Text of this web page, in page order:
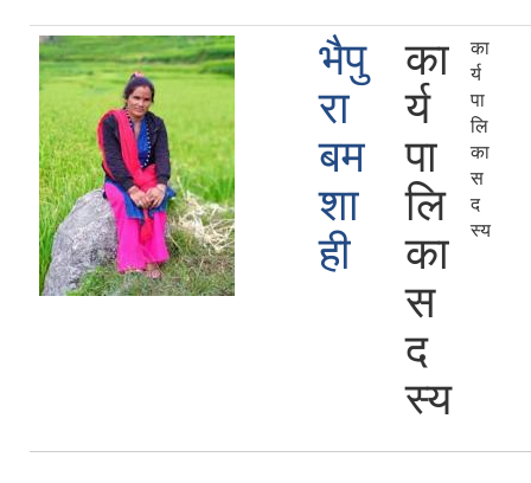
भैपु
रा
बम
शा
ही
का
र्य
पा
लि
का
स
द
स्य
का
र्य
पा
लि
का
स
द
स्य